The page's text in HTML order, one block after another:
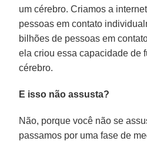
um cérebro. Criamos a
pessoas em contato
bilhões de pessoas em
ela criou essa capacidade de
cérebro.
E isso não assusta?
Não, porque você não se
passamos por uma fase de